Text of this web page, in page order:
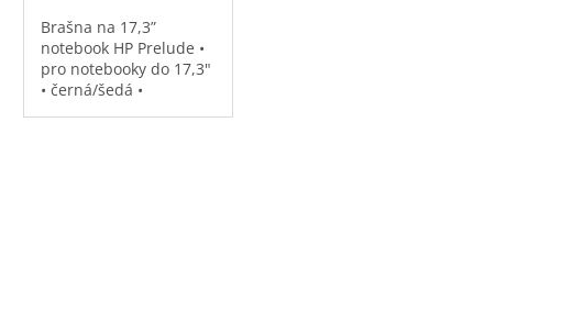
Brašna na 17,3”
notebook HP Prelude •
pro notebooky do 17,3"
• černá/šedá •